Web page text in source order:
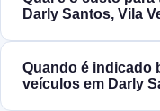
Darly Santos, Vila
Quando é indicado
veículos em Darly